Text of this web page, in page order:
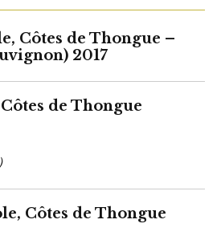
Côtes de Thongue –
2017
de Thongue
Côtes de Thongue